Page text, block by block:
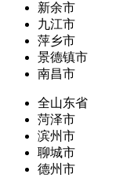
新余市
九江市
萍乡市
景德镇市
南昌市
全山东省
菏泽市
滨州市
聊城市
德州市